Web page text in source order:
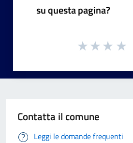
su questa pagina?
Contatta il comune
Leggi le domande frequenti